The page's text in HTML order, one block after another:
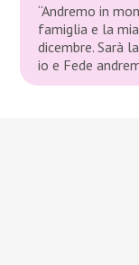
“Andremo in
famiglia e la
dicembre. Sarà
io e Fede